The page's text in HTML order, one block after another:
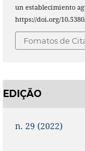
un establecimiento
https://doi.org/
Fomatos de
EDIÇÃO
n. 29 (2022)